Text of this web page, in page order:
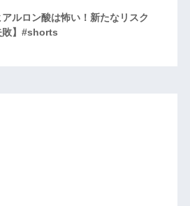
ルロン酸は怖い！新たなリスク
敗】#shorts